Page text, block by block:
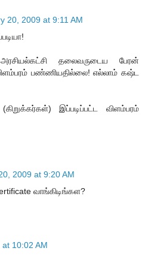
20, 2009 at 9:11 AM
தலைவருடைய பேரன்
பண்ணியதில்லை! எல்லாம் கஷ்ட
இப்படிப்பட்ட விளம்பரம்
2009 at 9:20 AM
வாங்கிடிங்கள?
10:02 AM